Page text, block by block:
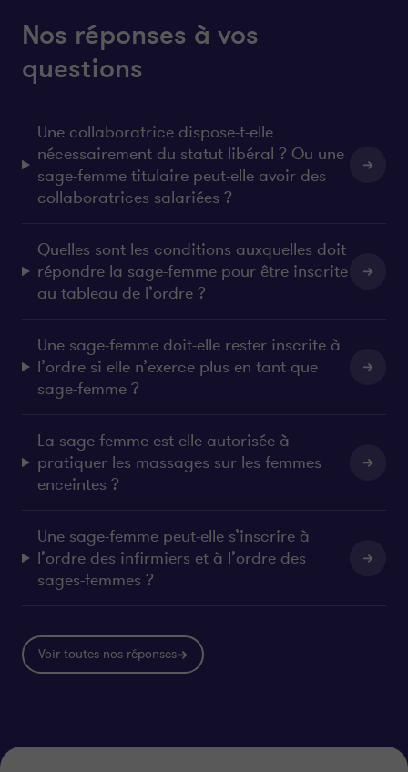
Nos réponses à vos
questions
Voir toutes nos réponses
Une collaboratrice dispose-t-elle
nécessairement du statut libéral ? Ou une
sage-femme titulaire peut-elle avoir des
collaboratrices salariées ?
Quelles sont les conditions auxquelles doit
répondre la sage-femme pour être inscrite
au tableau de l’ordre ?
Une sage-femme doit-elle rester inscrite à
l’ordre si elle n’exerce plus en tant que
sage-femme ?
La sage-femme est-elle autorisée à
pratiquer les massages sur les femmes
enceintes ?
Une sage-femme peut-elle s’inscrire à
l’ordre des infirmiers et à l’ordre des
sages-femmes ?